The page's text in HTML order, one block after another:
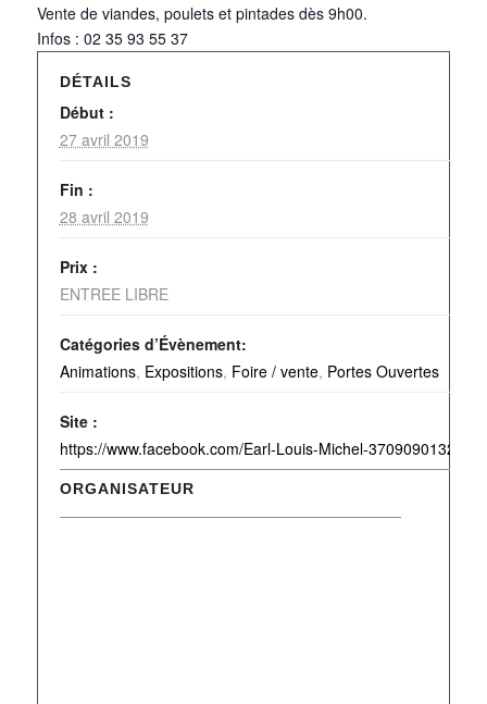
Vente de viandes, poulets et pintades dès 9h00.
Infos : 02 35 93 55 37
DÉTAILS
Début :
27 avril 2019
Fin :
28 avril 2019
Prix :
ENTREE LIBRE
Catégories d’Évènement:
Animations, Expositions, Foire / vente, Portes Ouvertes
Site :
https://www.facebook.com/Earl-Louis-Michel-
ORGANISATEUR